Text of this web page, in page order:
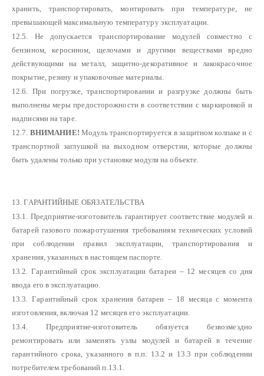
хранить, транспортировать, монтировать при температуре, не
превышающей максимальную температуру эксплуатации.
12.5. Не допускается транспортирование модулей совместно с
бензином, керосином, щелочами и другими веществами вредно
действующими на металл, защитно-декоративное и лакокрасочное
покрытие, резину и упаковочные материалы.
12.6. При погрузке, транспортировании и разгрузке должны быть
выполнены меры предосторожности в соответствии с маркировкой и
надписями на таре.
12.7. ВНИМАНИЕ!Модуль транспортируется в защитном колпаке и с
транспортной заглушкой на выходном отверстии, которые должны
быть удалены только при установке модуля на объекте.
13. ГАРАНТИЙНЫЕ ОБЯЗАТЕЛЬСТВА
13.1. Предприятие-изготовитель гарантирует соответствие модулей и
батарей газового пожаротушения требованиям технических условий
при соблюдении правил эксплуатации, транспортирования и
хранения, указанных в настоящем паспорте.
13.2. Гарантийный срок эксплуатации батареи – 12 месяцев со дня
ввода его в эксплуатацию.
13.3. Гарантийный срок хранения батареи – 18 месяца с момента
изготовления, включая 12 месяцев его эксплуатации.
13.4. Предприятие-изготовитель обязуется безвозмездно
ремонтировать или заменять узлы модулей и батарей в течение
гарантийного срока, указанного в п.п. 13.2 и 13.3 при соблюдении
потребителем требований п.13.1.